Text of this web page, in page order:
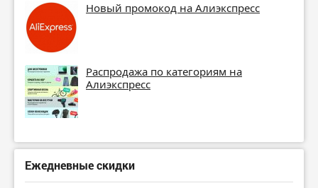
Новый промокод на Алиэкспресс
Распродажа по категориям на
Алиэкспресс
Ежедневные скидки